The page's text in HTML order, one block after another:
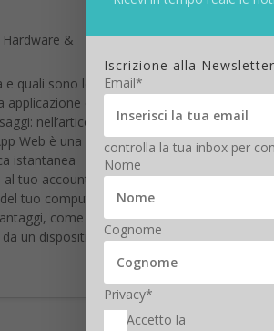
Hardware &
e quali sono le sue
che
nell’articolo in
Web è una
istantanea
tuo account
tuo computer.
come la
un dispositivo
Siri
daFrancesco
Viviamo in
intrattenere
utenti.
mobile...
Iscrizione alla Newsletter
Email*
controlla la tua inbox per
Nome
Cognome
Privacy*
Accetto la